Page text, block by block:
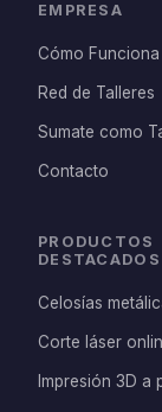
EMPRESA
Cómo Funciona
Red de Talleres
Sumate como
Contacto
PRODUCTOS
DESTACADOS
Celosías
Corte láser
Impresión 3D a